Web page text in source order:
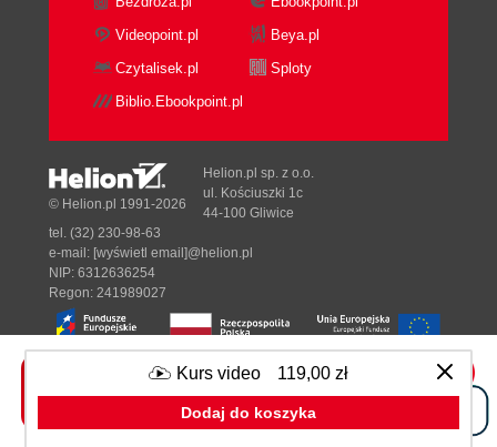
Kurs video 119,00 zł
Dodaj do koszyka
Videopoint.pl
Beya.pl
Czytalisek.pl
Sploty
Biblio.Ebookpoint.pl
Designed with ♥ byTonik.pl
© Helion.pl 1991-2026
Helion.pl sp. z o.o.
ul. Kościuszki 1c
44-100 Gliwice
tel. (32) 230-98-63
e-mail: [wyświetl email]@helion.pl
NIP: 6312636254
Regon: 241989027